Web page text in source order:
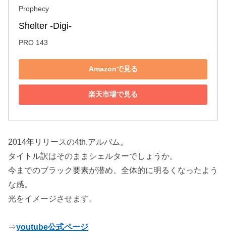
Prophecy
Shelter -Digi-
PRO 143
Amazonで見る
楽天市場で見る
2014年リリースの4th.アルバム。
タイトル訳はそのままシェルターでしょうか。
今までのブラック要素が潜め、全体的に明るくなったよう
な感。
光をイメージさせます。
⇒youtube公式ページ